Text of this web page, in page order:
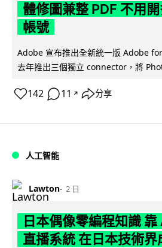
體修圖兼整 PDF 不用
帳號
Adobe 宣布推出全新統一版 Adobe
去年推出三個獨立 connector，將
142 11 ↗ 分享
人工智能
Lawton 2 日
日本偶像零編程知識 靠
直播系統 在日本技術界